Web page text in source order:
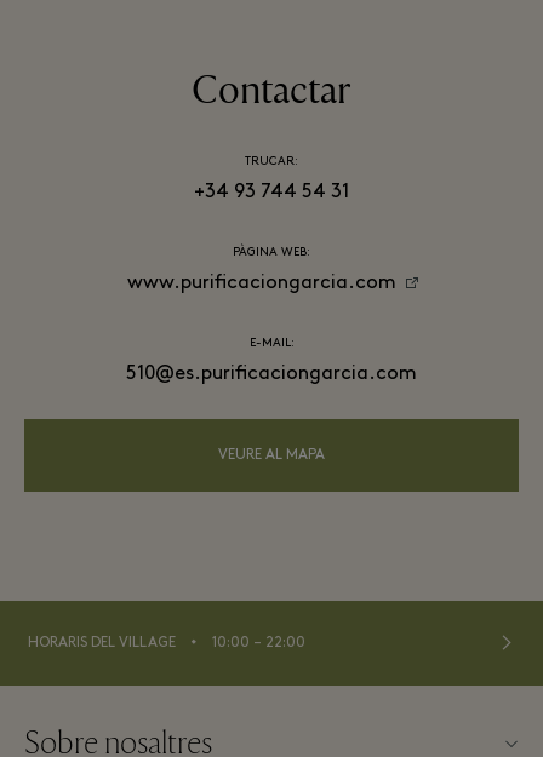
Contactar
TRUCAR:
+34 93 744 54 31
PÀGINA WEB:
www.purificaciongarcia.com
E-MAIL:
510@es.purificaciongarcia.com
VEURE AL MAPA
HORARIS DEL VILLAGE ⬩ 10:00 – 22:00
Sobre nosaltres